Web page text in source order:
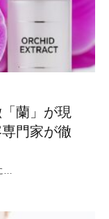
蘭」が現
門家が徹
…